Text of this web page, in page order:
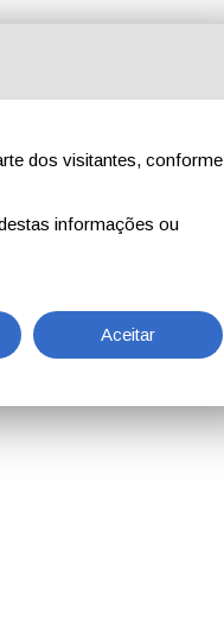
dos visitantes, conforme
informações ou
Aceitar